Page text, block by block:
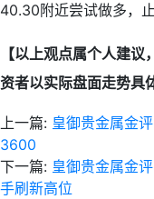
40.30附近尝试做多，
【以上观点属个人建
资者以实际盘面走势具
上一篇: 皇御贵金属金
3600
下一篇: 皇御贵金属金
手刷新高位